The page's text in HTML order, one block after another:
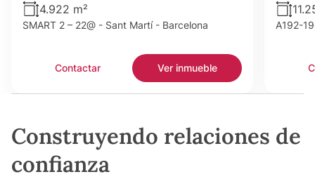
4.922 m²
SMART 2 – 22@ - Sant Martí - Barcelona
Contactar Ver inmueble
A192-
Construyendo relaciones de
confianza